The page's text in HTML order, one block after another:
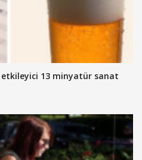
etkileyici 13 minyatür sanat